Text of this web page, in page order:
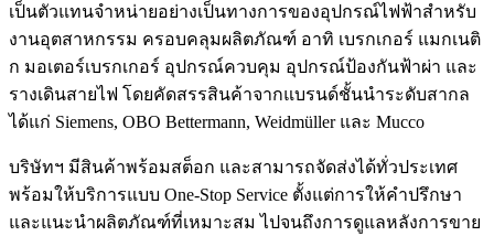
เป็นตัวแทนจำหน่ายอย่างเป็นทางการของอุปกรณ์ไฟฟ้าสำหรับ
งานอุตสาหกรรม ครอบคลุมผลิตภัณฑ์ อาทิ เบรกเกอร์ แมกเนติ
ก มอเตอร์เบรกเกอร์ อุปกรณ์ควบคุม อุปกรณ์ป้องกันฟ้าผ่า และ
รางเดินสายไฟ โดยคัดสรรสินค้าจากแบรนด์ชั้นนำระดับสากล
ได้แก่ Siemens, OBO Bettermann, Weidmüller และ Mucco
บริษัทฯ มีสินค้าพร้อมสต็อก และสามารถจัดส่งได้ทั่วประเทศ
พร้อมให้บริการแบบ One-Stop Service ตั้งแต่การให้คำปรึกษา
และแนะนำผลิตภัณฑ์ที่เหมาะสม ไปจนถึงการดูแลหลังการขาย